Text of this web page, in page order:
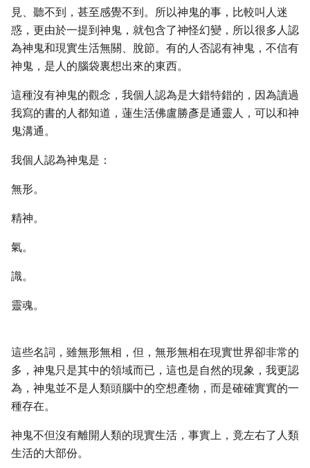
見、聽不到，甚至感覺不到。所以神鬼的事，比較叫人迷
惑，更由於一提到神鬼，就包含了神怪幻變，所以很多人認
為神鬼和現實生活無關、脫節。有的人否認有神鬼，不信有
神鬼，是人的腦袋裏想出來的東西。
這種沒有神鬼的觀念，我個人認為是大錯特錯的，因為讀過
我寫的書的人都知道，蓮生活佛盧勝彥是通靈人，可以和神
鬼溝通。
我個人認為神鬼是：
無形。
精神。
氣。
識。
靈魂。
這些名詞，雖無形無相，但，無形無相在現實世界卻非常的
多，神鬼只是其中的領域而已，這也是自然的現象，我更認
為，神鬼並不是人類頭腦中的空想產物，而是確確實實的一
種存在。
神鬼不但沒有離開人類的現實生活，事實上，竟左右了人類
生活的大部份。